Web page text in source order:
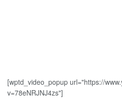
[wptd_video_popup url="https://
v=78eNRJNJ4zs"]